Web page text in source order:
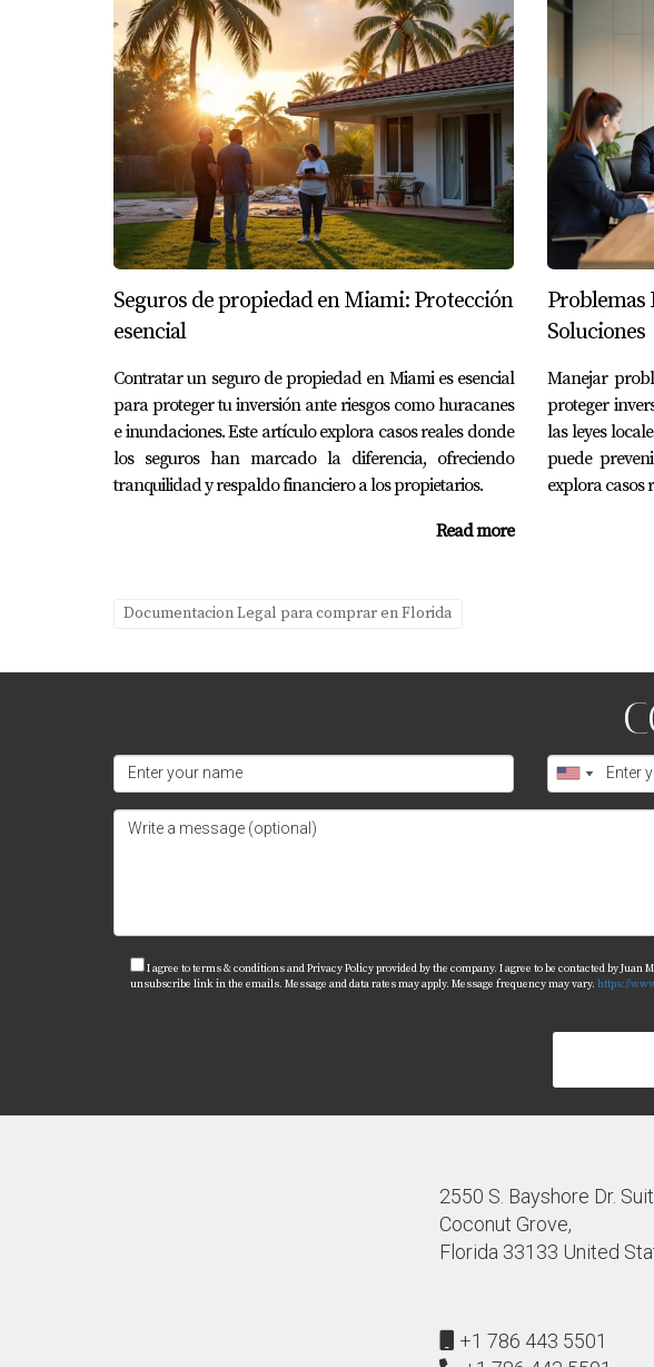
Normalmente necesitarás la escritura original, información
¿Es necesario contratar un servicio profesional?
No es obligatorio, pero se recomienda para evitar errores
¿Dónde puedo encontrar información sobre
Puedes acceder al sitio web del Departamento de Registros
¿Qué hago si encuentro un problema con el título?
Lo mejor es consultar a un abogado especializado en bienes
Puedo ayudarte a entender mejor este proceso.
Como experto en bienes raíces, he visto muchos casos donde
este tema o tienes dudas específicas, no dudes en contactarme
Seguros de propiedad en Miami: Protección
esencial
Contratar un seguro de propiedad en Miami es esencial
para proteger tu inversión ante riesgos como huracanes
e inundaciones. Este artículo explora casos reales donde
los seguros han marcado la diferencia, ofreciendo
tranquilidad y respaldo financiero a los propietarios.
Read more
Problemas
Soluciones
Manejar
proteger
las leyes
puede
explora casos
Documentacion Legal para comprar en Florida
I agree to terms & conditions and Privacy Policy provided by the company. I agree to be contacted by
unsubscribe link in the emails. Message and data rates may apply. Message frequency may vary. https://
2550 S. Bayshore Dr.
Coconut Grove,
Florida 33133 United
+1 786 443 5501